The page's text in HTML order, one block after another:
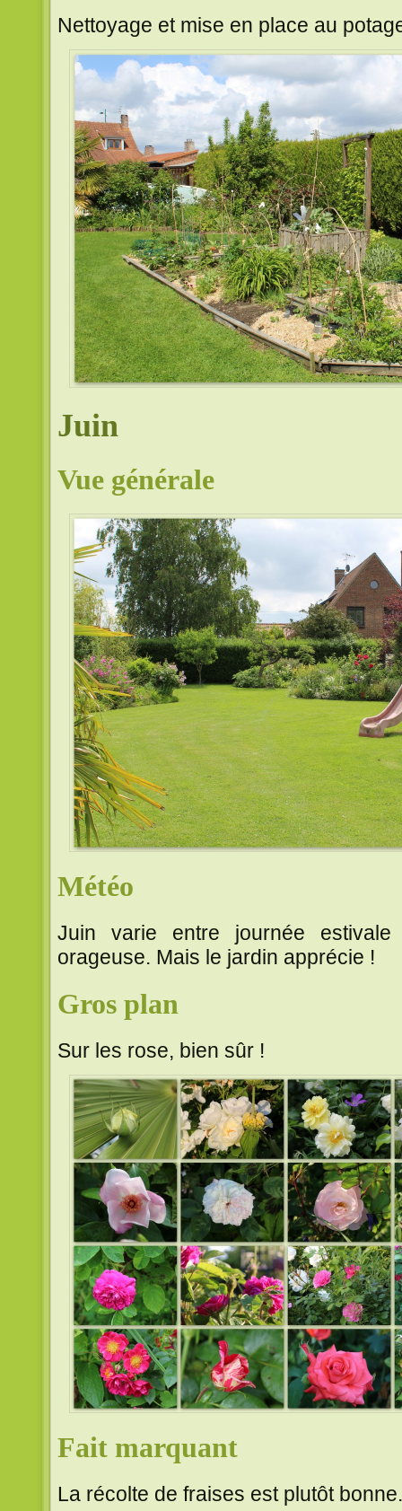
Nettoyage et mise en place au
Juin
Vue générale
Météo
Juin varie entre journée
orageuse. Mais le jardin apprécie !
Gros plan
Sur les rose, bien sûr !
Fait marquant
La récolte de fraises est plutôt bonne.